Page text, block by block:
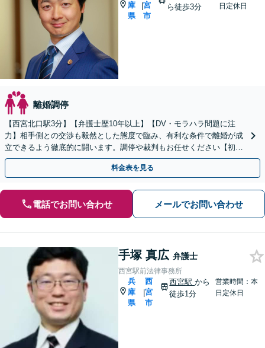
庫
県
|宮
市
ら徒歩3分
日定休日
離婚調停
【西宮北口駅3分】【弁護士歴10年以上】【DV・モラハラ問題に注
力】相手側との交渉も毅然とした態度で臨み、有利な条件で離婚が成
立できるよう徹底的に闘います。調停や裁判もお任せください【初回
相談無料】【お子さま連れのご相談可】
料金表を見る
電話でお問い合わせ メールでお問い合わせ
手塚 真広 弁護士
西宮駅前法律事務所
兵
庫
県
|
西
宮
市
西宮駅から
徒歩1分
営業時間：本
日定休日